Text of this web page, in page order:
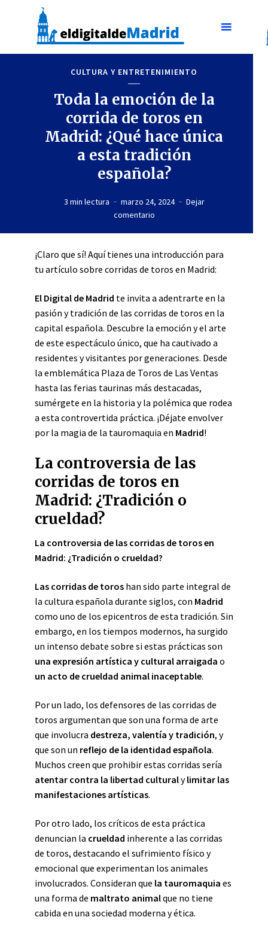
CULTURA Y ENTRETENIMIENTO
Toda la emoción de la
corrida de toros en
Madrid: ¿Qué hace única
a esta tradición
española?
3 min lectura marzo 24, 2024
Dejar
comentario
¡Claro que sí! Aquí tienes una introducción para
tu artículo sobre corridas de toros en Madrid:
El Digital de Madrid te invita a adentrarte en la
pasión y tradición de las corridas de toros en la
capital española. Descubre la emoción y el arte
de este espectáculo único, que ha cautivado a
residentes y visitantes por generaciones. Desde
la emblemática Plaza de Toros de Las Ventas
hasta las ferias taurinas más destacadas,
sumérgete en la historia y la polémica que rodea
a esta controvertida práctica. ¡Déjate envolver
por la magia de la tauromaquia en Madrid!
La controversia de las
corridas de toros en
Madrid: ¿Tradición o
crueldad?
La controversia de las corridas de toros en
Madrid: ¿Tradición o crueldad?
Las corridas de toros han sido parte integral de
la cultura española durante siglos, con Madrid
como uno de los epicentros de esta tradición. Sin
embargo, en los tiempos modernos, ha surgido
un intenso debate sobre si estas prácticas son
una expresión artística y cultural arraigada o
un acto de crueldad animal inaceptable.
Por un lado, los defensores de las corridas de
toros argumentan que son una forma de arte
que involucra destreza, valentía y tradición, y
que son un reflejo de la identidad española.
Muchos creen que prohibir estas corridas sería
atentar contra la libertad culturalylimitar las
manifestaciones artísticas.
Por otro lado, los críticos de esta práctica
denuncian la crueldad inherente a las corridas
de toros, destacando el sufrimiento físico y
emocional que experimentan los animales
involucrados. Consideran que la tauromaquia es
una forma de maltrato animalque no tiene
cabida en una sociedad moderna y ética.